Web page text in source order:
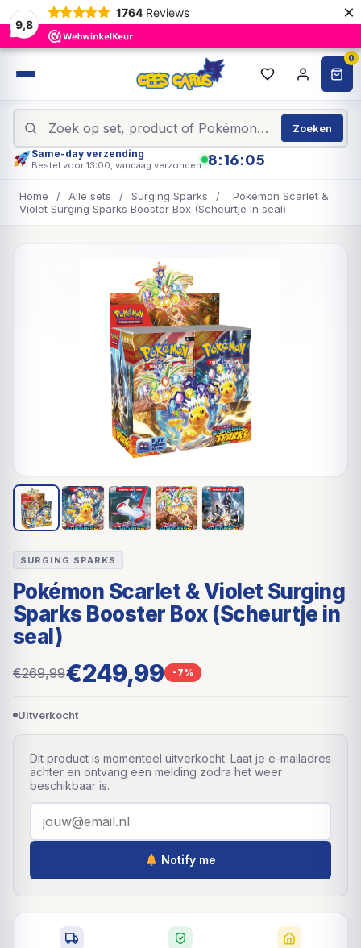
9,8
1764 Reviews ×
0
Zoeken
Same-day verzending
Bestel voor 13:00, vandaag verzonden 8:16:04
Home / Alle sets / Surging Sparks /
Pokémon Scarlet &
Violet Surging Sparks Booster Box (Scheurtje in seal)
SURGING SPARKS
Pokémon Scarlet & Violet Surging
Sparks Booster Box (Scheurtje in
seal)
€269,99€249,99 -7%
Uitverkocht
Dit product is momenteel uitverkocht. Laat je e-mailadres
achter en ontvang een melding zodra het weer
beschikbaar is.
Notify me